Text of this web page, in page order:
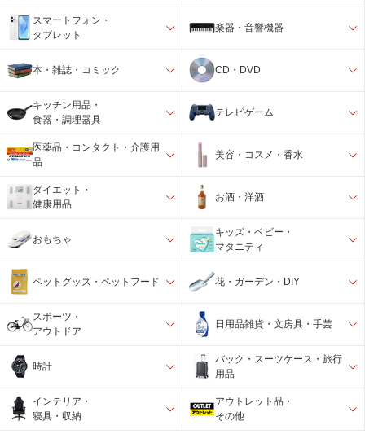
スマートフォン・
タブレット
楽器・音響機器
本・雑誌・コミック CD・DVD
キッチン用品・
食器・調理器具
テレビゲーム
医薬品・コンタクト・介護用
品
美容・コスメ・香水
ダイエット・
健康用品
お酒・洋酒
おもちゃ
キッズ・ベビー・
マタニティ
ペットグッズ・ペットフード 花・ガーデン・DIY
スポーツ・
アウトドア
日用品雑貨・文房具・手芸
時計
バック・スーツケース・旅行
用品
インテリア・
寝具・収納
アウトレット品・
その他